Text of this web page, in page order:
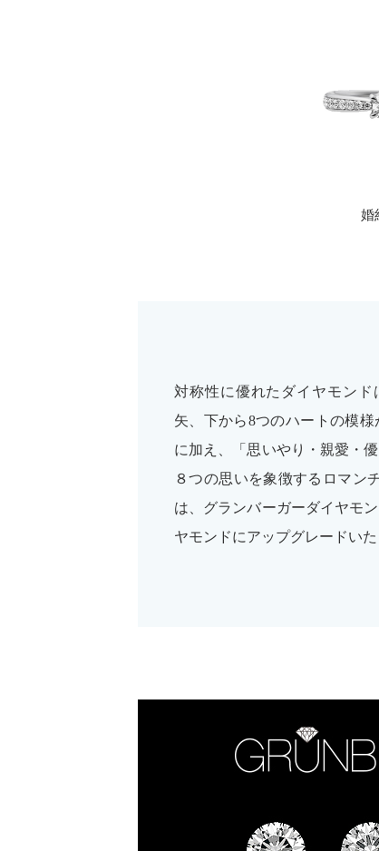
婚
対称性に優れたダイヤモン
矢、下から8つのハートの模
に加え、「思いやり・親愛・
８つの思いを象徴するロマン
は、グランバーガーダイヤモ
ヤモンドにアップグレードいた